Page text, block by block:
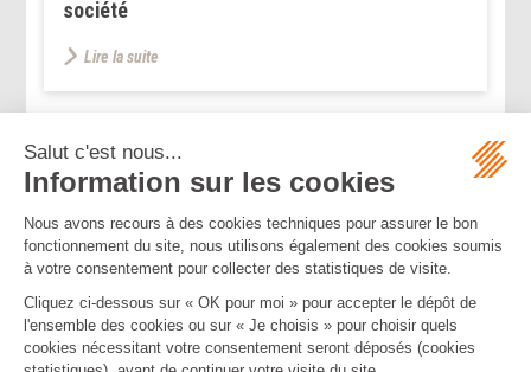
société
Lire la suite
<< < ... 176
>>
Mentions légalesPolitique de confidentialitéPolitique de cookies